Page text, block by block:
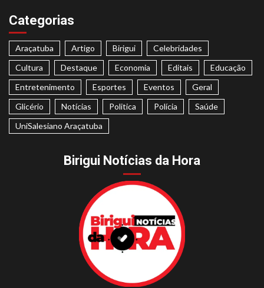
Categorias
Araçatuba Artigo Birigui
Celebridades
Cultura
Destaque Economia Editais
Educação
Entretenimento
Esportes Eventos
Geral
Glicério
Notícias Politica Polícia
Saúde
UniSalesiano Araçatuba
Birigui Notícias da Hora